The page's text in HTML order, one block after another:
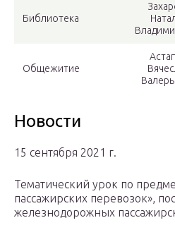
Библиотека
Общежитие
Новости
15 сентября 2021 г.
Тематический урок по
пассажирских перевозок»,
железнодорожных